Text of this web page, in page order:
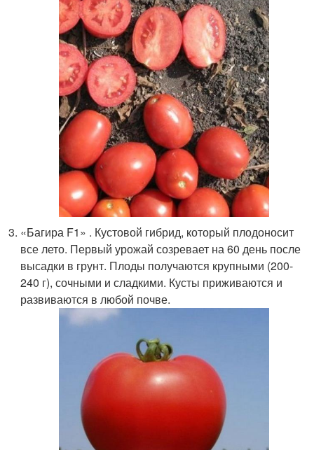
«Багира F1» . Кустовой гибрид, который плодоносит
все лето. Первый урожай созревает на 60 день после
высадки в грунт. Плоды получаются крупными (200-
240 г), сочными и сладкими. Кусты приживаются и
развиваются в любой почве.